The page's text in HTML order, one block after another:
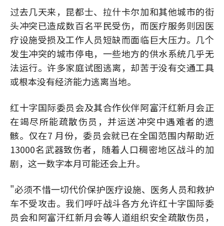
过去几天来，昆都士、拉什卡尔加和其他城市的街
头冲突已造成数百名平民受伤，而医疗服务则因医
疗设施受损及工作人员短缺而面临巨大压力。几个
发生冲突的城市停电，一些地方的供水系统几乎无
法运行。许多家庭试图逃离，却苦于没有交通工具
或根本没有经济能力逃离当地。
红十字国际委员会及其合作伙伴阿富汗红新月会正
在竭尽所能疏散伤员，并运送冲突中遇难者的遗
骸。仅在7 月份，委员会就已在全国范围内帮助近
13000名武器致伤者，随着人口稠密地区战斗的加
剧，这一数字本月可能还会上升。
"必须不惜一切代价保护医疗设施、医务人员和救护
车不受攻击。我们呼吁战斗各方允许红十字国际委
员会和阿富汗红新月会等人道组织安全疏散伤员，